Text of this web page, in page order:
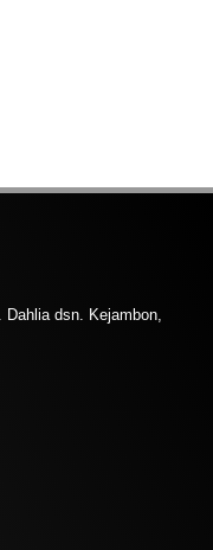
Dahlia dsn. Kejambon,